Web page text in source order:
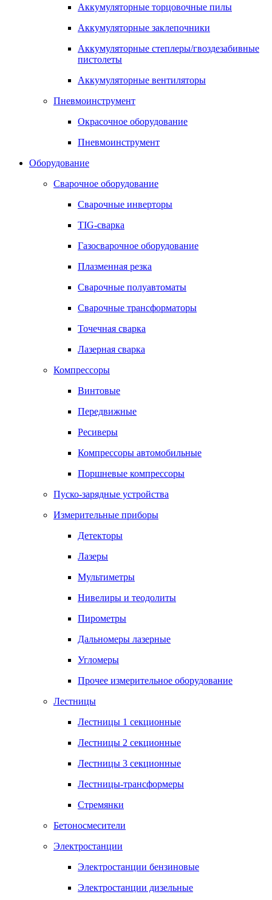
Аккумуляторные торцовочные пилы
Аккумуляторные заклепочники
Аккумуляторные степлеры/гвоздезабивные
пистолеты
Аккумуляторные вентиляторы
Пневмоинструмент
Окрасочное оборудование
Пневмоинструмент
Оборудование
Сварочное оборудование
Сварочные инверторы
TIG-сварка
Газосварочное оборудование
Плазменная резка
Сварочные полуавтоматы
Сварочные трансформаторы
Точечная сварка
Лазерная сварка
Компрессоры
Винтовые
Передвижные
Ресиверы
Компрессоры автомобильные
Поршневые компрессоры
Пуско-зарядные устройства
Измерительные приборы
Детекторы
Лазеры
Мультиметры
Нивелиры и теодолиты
Пирометры
Дальномеры лазерные
Угломеры
Прочее измерительное оборудование
Лестницы
Лестницы 1 секционные
Лестницы 2 секционные
Лестницы 3 секционные
Лестницы-трансформеры
Стремянки
Бетоносмесители
Электростанции
Электростанции бензиновые
Электростанции дизельные